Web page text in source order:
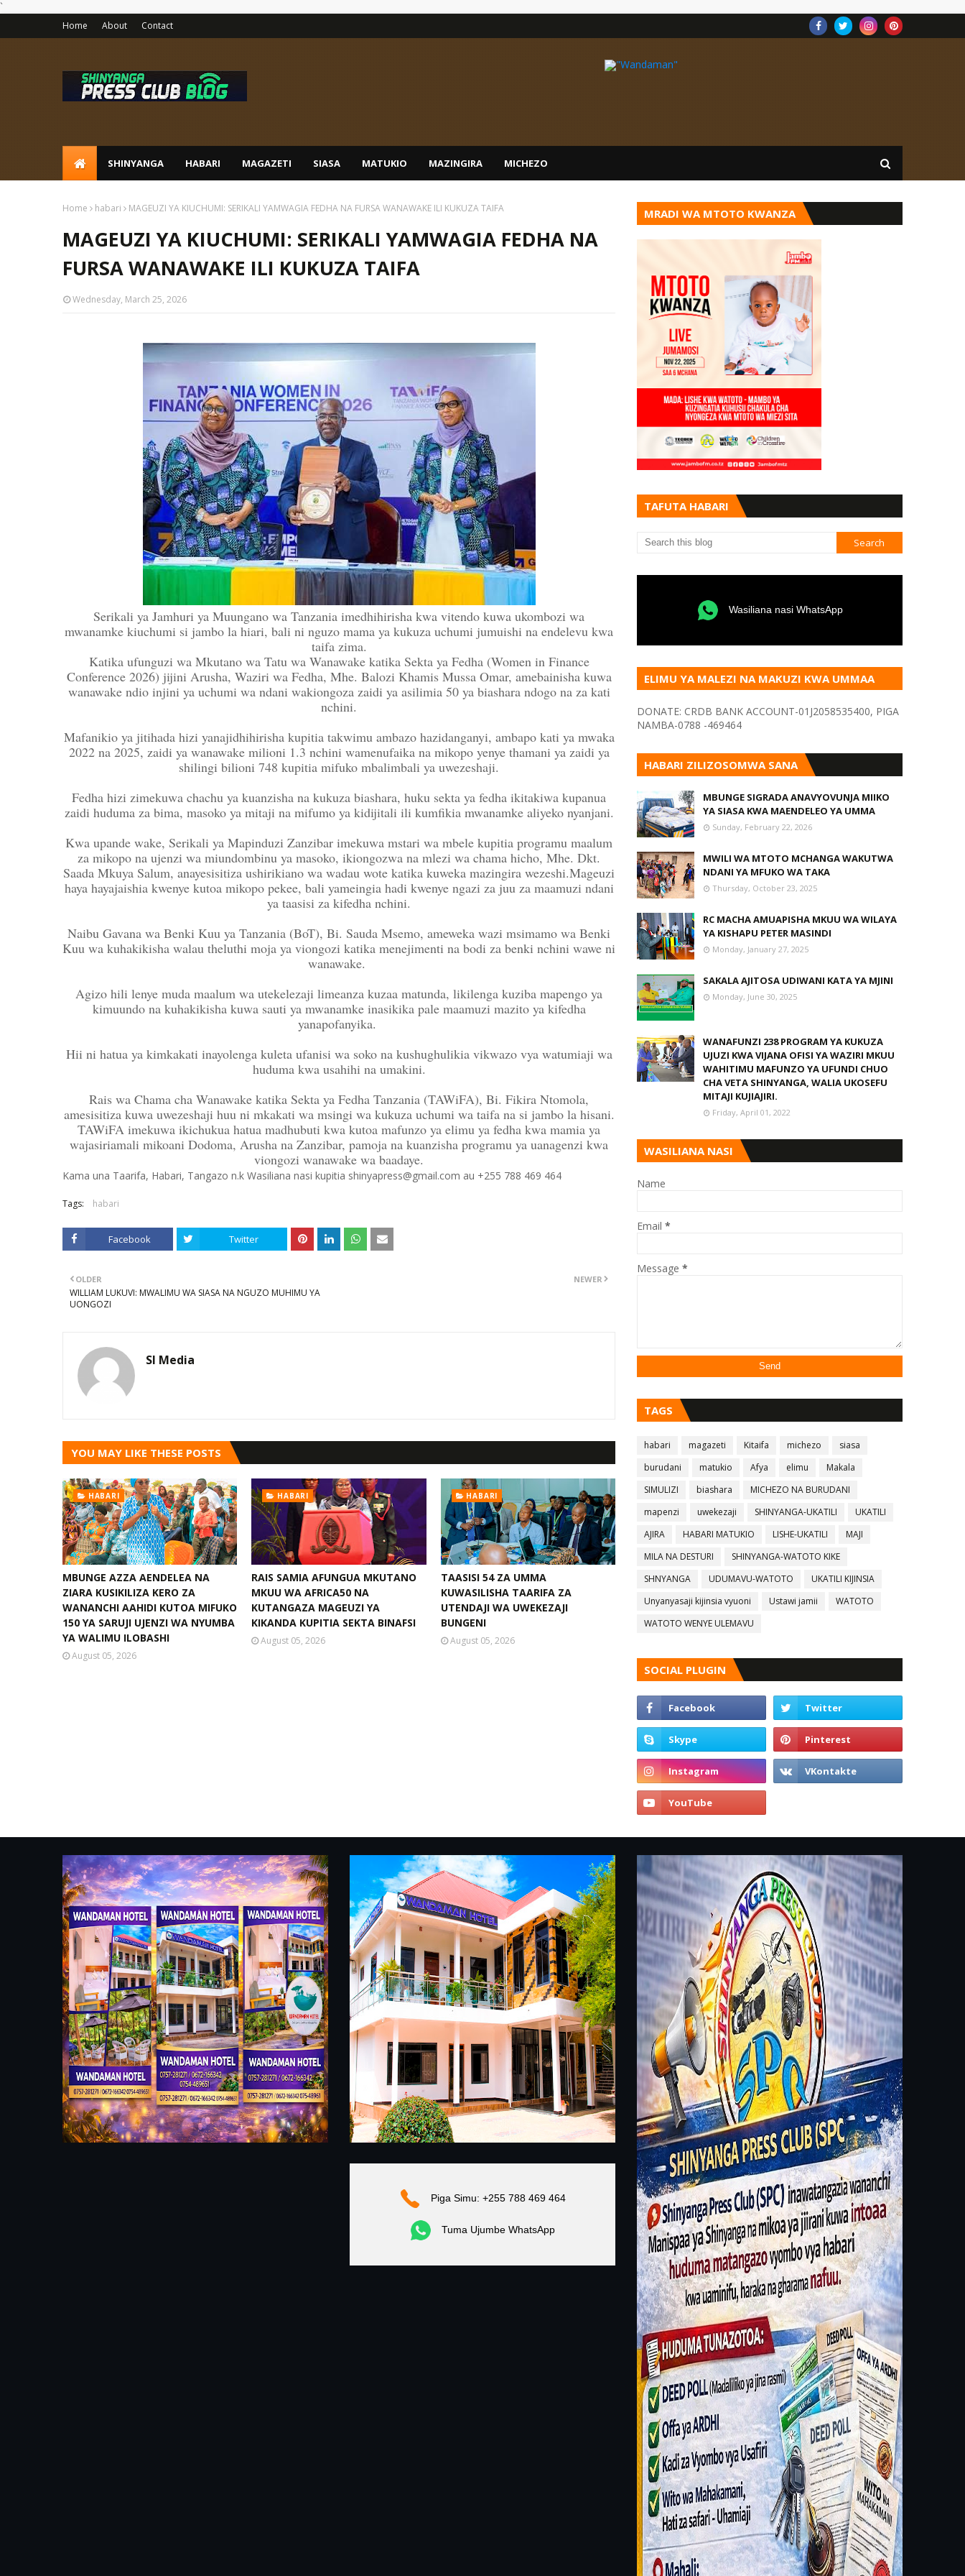
`
Home About Contact
SHINYANGA HABARI MAGAZETI SIASA MATUKIO MAZINGIRA MICHEZO
Home habari MAGEUZI YA KIUCHUMI: SERIKALI YAMWAGIA FEDHA NA FURSA WANAWAKE ILI KUKUZA TAIFA
MAGEUZI YA KIUCHUMI: SERIKALI YAMWAGIA FEDHA NA
FURSA WANAWAKE ILI KUKUZA TAIFA
Wednesday, March 25, 2026
Serikali ya Jamhuri ya Muungano wa Tanzania imedhihirisha kwa vitendo kuwa ukombozi wa
mwanamke kiuchumi si jambo la hiari, bali ni nguzo mama ya kukuza uchumi jumuishi na endelevu kwa
taifa zima.
Katika ufunguzi wa Mkutano wa Tatu wa Wanawake katika Sekta ya Fedha (Women in Finance
Conference 2026) jijini Arusha, Waziri wa Fedha, Mhe. Balozi Khamis Mussa Omar, amebainisha kuwa
wanawake ndio injini ya uchumi wa ndani wakiongoza zaidi ya asilimia 50 ya biashara ndogo na za kati
nchini.
Mafanikio ya jitihada hizi yanajidhihirisha kupitia takwimu ambazo hazidanganyi, ambapo kati ya mwaka
2022 na 2025, zaidi ya wanawake milioni 1.3 nchini wamenufaika na mikopo yenye thamani ya zaidi ya
shilingi bilioni 748 kupitia mifuko mbalimbali ya uwezeshaji.
Fedha hizi zimekuwa chachu ya kuanzisha na kukuza biashara, huku sekta ya fedha ikitakiwa kupanua
zaidi huduma za bima, masoko ya mitaji na mifumo ya kidijitali ili kumfikia mwanamke aliyeko nyanjani.
Kwa upande wake, Serikali ya Mapinduzi Zanzibar imekuwa mstari wa mbele kupitia programu maalum
za mikopo na ujenzi wa miundombinu ya masoko, ikiongozwa na mlezi wa chama hicho, Mhe. Dkt.
Saada Mkuya Salum, anayesisitiza ushirikiano wa wadau wote katika kuweka mazingira wezeshi.Mageuzi
haya hayajaishia kwenye kutoa mikopo pekee, bali yameingia hadi kwenye ngazi za juu za maamuzi ndani
ya taasisi za kifedha nchini.
Naibu Gavana wa Benki Kuu ya Tanzania (BoT), Bi. Sauda Msemo, ameweka wazi msimamo wa Benki
Kuu wa kuhakikisha walau theluthi moja ya viongozi katika menejimenti na bodi za benki nchini wawe ni
wanawake.
Agizo hili lenye muda maalum wa utekelezaji limeanza kuzaa matunda, likilenga kuziba mapengo ya
kimuundo na kuhakikisha kuwa sauti ya mwanamke inasikika pale maamuzi mazito ya kifedha
yanapofanyika.
Hii ni hatua ya kimkakati inayolenga kuleta ufanisi wa soko na kushughulikia vikwazo vya watumiaji wa
huduma kwa usahihi na umakini.
Rais wa Chama cha Wanawake katika Sekta ya Fedha Tanzania (TAWiFA), Bi. Fikira Ntomola,
amesisitiza kuwa uwezeshaji huu ni mkakati wa msingi wa kukuza uchumi wa taifa na si jambo la hisani.
TAWiFA imekuwa ikichukua hatua madhubuti kwa kutoa mafunzo ya elimu ya fedha kwa mamia ya
wajasiriamali mikoani Dodoma, Arusha na Zanzibar, pamoja na kuanzisha programu ya uanagenzi kwa
viongozi wanawake wa baadaye.
Kama una Taarifa, Habari, Tangazo n.k Wasiliana nasi kupitia shinyapress@gmail.com au +255 788 469 464
Tags: habari
Facebook Twitter
NEWER
OLDER
WILLIAM LUKUVI: MWALIMU WA SIASA NA NGUZO MUHIMU YA
UONGOZI
SI Media
YOU MAY LIKE THESE POSTS
HABARI
MBUNGE AZZA AENDELEA NA
ZIARA KUSIKILIZA KERO ZA
WANANCHI AAHIDI KUTOA MIFUKO
150 YA SARUJI UJENZI WA NYUMBA
YA WALIMU ILOBASHI
August 05, 2026
HABARI
RAIS SAMIA AFUNGUA MKUTANO
MKUU WA AFRICA50 NA
KUTANGAZA MAGEUZI YA
KIKANDA KUPITIA SEKTA BINAFSI
August 05, 2026
HABARI
TAASISI 54 ZA UMMA
KUWASILISHA TAARIFA ZA
UTENDAJI WA UWEKEZAJI
BUNGENI
August 05, 2026
MRADI WA MTOTO KWANZA
TAFUTA HABARI
Wasiliana nasi WhatsApp
ELIMU YA MALEZI NA MAKUZI KWA UMMAA
DONATE: CRDB BANK ACCOUNT-01J2058535400, PIGA
NAMBA-0788 -469464
HABARI ZILIZOSOMWA SANA
MBUNGE SIGRADA ANAVYOVUNJA MIIKO
YA SIASA KWA MAENDELEO YA UMMA
Sunday, February 22, 2026
MWILI WA MTOTO MCHANGA WAKUTWA
NDANI YA MFUKO WA TAKA
Thursday, October 23, 2025
RC MACHA AMUAPISHA MKUU WA WILAYA
YA KISHAPU PETER MASINDI
Monday, January 27, 2025
SAKALA AJITOSA UDIWANI KATA YA MJINI
Monday, June 30, 2025
WANAFUNZI 238 PROGRAM YA KUKUZA
UJUZI KWA VIJANA OFISI YA WAZIRI MKUU
WAHITIMU MAFUNZO YA UFUNDI CHUO
CHA VETA SHINYANGA, WALIA UKOSEFU
MITAJI KUJIAJIRI.
Friday, April 01, 2022
WASILIANA NASI
Name
Email *
Message *
TAGS
habari magazeti Kitaifa michezo
siasa
burudani
matukio Afya elimu
Makala
SIMULIZI
biashara
MICHEZO NA BURUDANI
mapenzi
uwekezaji SHINYANGA-UKATILI
UKATILI
AJIRA
HABARI MATUKIO LISHE-UKATILI
MAJI
MILA NA DESTURI
SHINYANGA-WATOTO KIKE
SHNYANGA
UDUMAVU-WATOTO
UKATILI KIJINSIA
Unyanyasaji kijinsia vyuoni
Ustawi jamii
WATOTO
WATOTO WENYE ULEMAVU
SOCIAL PLUGIN
Piga Simu: +255 788 469 464
Tuma Ujumbe WhatsApp